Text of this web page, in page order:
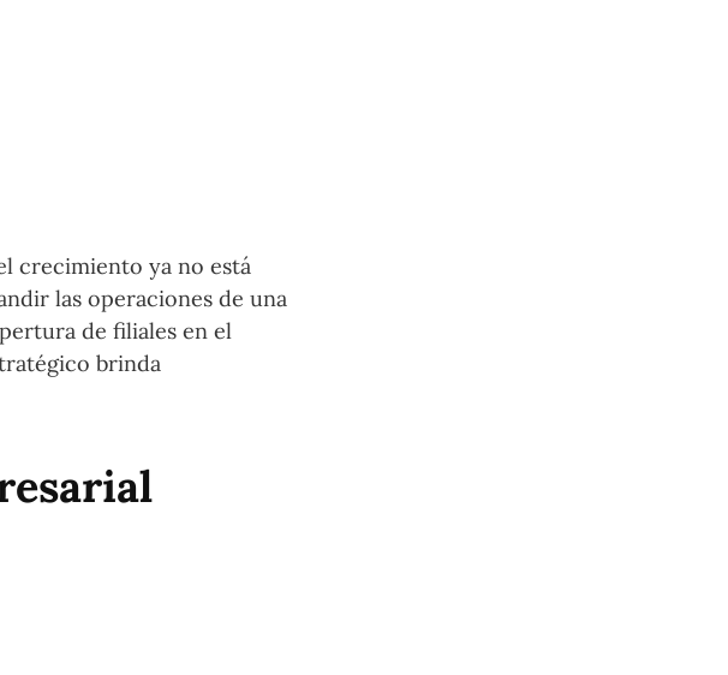
crecimiento ya no está
las operaciones de una
de filiales en el
brinda